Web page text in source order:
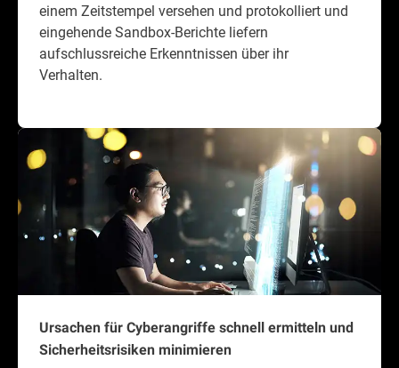
einem Zeitstempel versehen und protokolliert und
eingehende Sandbox-Berichte liefern
aufschlussreiche Erkenntnissen über ihr
Verhalten.
Ursachen für Cyberangriffe schnell ermitteln und
Sicherheitsrisiken minimieren